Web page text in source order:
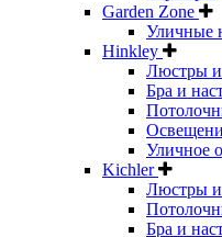
Garden Zone
Уличные
Hinkley
Люстры и
Бра и
Уличное
Kichler
Люстры и
Бра и